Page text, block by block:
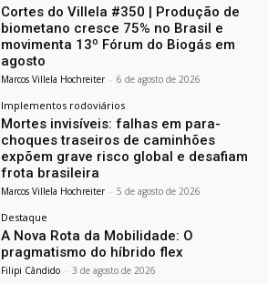
Cortes do Villela #350 | Produção de
biometano cresce 75% no Brasil e
movimenta 13º Fórum do Biogás em
agosto
Marcos Villela Hochreiter - 6 de agosto de 2026
Implementos rodoviários
Mortes invisíveis: falhas em para-
choques traseiros de caminhões
expõem grave risco global e desafiam
frota brasileira
Marcos Villela Hochreiter - 5 de agosto de 2026
Destaque
A Nova Rota da Mobilidade: O
pragmatismo do híbrido flex
Filipi Cândido - 3 de agosto de 2026